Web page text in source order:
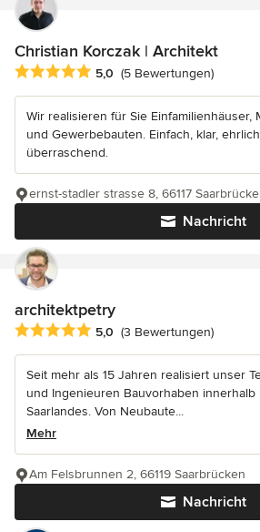
Christian Korczak | Architekt
Durchschnittliche Bewertung: 5 von 5
5,0 (5 Bewertungen)
Wir realisieren für Sie Einfamilienhäuser,
und Gewerbebauten. Einfach, klar,
überraschend.
Nachricht
ernst-stadler strasse 8, 66117
architektpetry
Durchschnittliche Bewertung: 5 von 5
5,0 (3 Bewertungen)
Seit mehr als 15 Jahren realisiert unser
und Ingenieuren Bauvorhaben
Saarlandes. Von Neubaute...
Mehr
Nachricht
Am Felsbrunnen 2, 66119 Saarbrücken